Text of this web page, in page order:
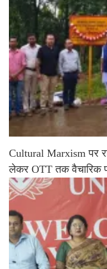
Cultural Marxism पर
लेकर OTT तक वैचारिक